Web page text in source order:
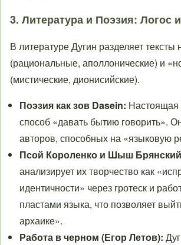
3. Литература и Поэзия: Логос
В литературе Дугин разделяет
(рациональные, аполлонические) и
(мистические, дионисийские).
Поэзия как зов Dasein: Настоящая
способ «давать бытию говорить».
авторов, способных на «языковую
Псой Короленко и Шыш
анализирует их творчество как
идентичности» через гротеск и
пластами языка, что позволяет
архаике».
Работа в черном (Егор Летов):